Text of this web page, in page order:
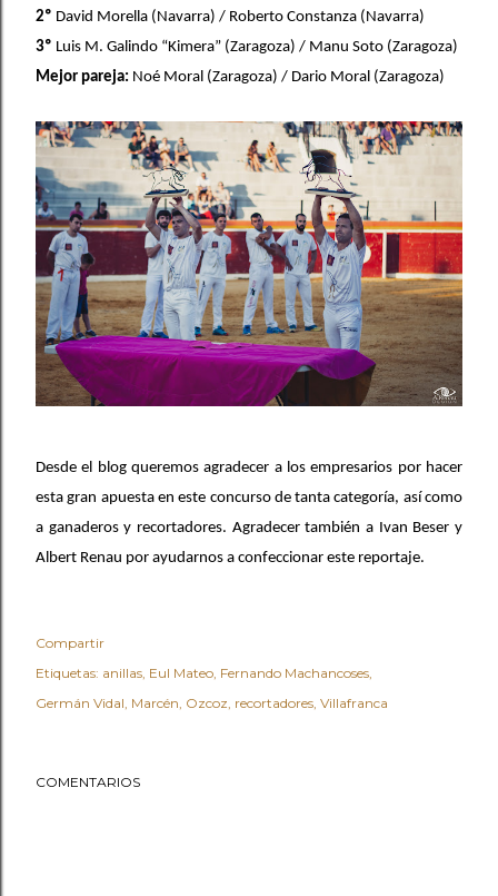
2º David Morella (Navarra) / Roberto Constanza (Navarra)
3º Luis M. Galindo “Kimera” (Zaragoza) / Manu Soto (Zaragoza)
Mejor pareja: Noé Moral (Zaragoza) / Dario Moral (Zaragoza)
Desde el blog queremos agradecer a los empresarios por hacer
esta gran apuesta en este concurso de tanta categoría, así como
a ganaderos y recortadores. Agradecer también a Ivan Beser y
Albert Renau por ayudarnos a confeccionar este reportaje.
Compartir
Etiquetas: anillas Eul Mateo Fernando Machancoses
Germán Vidal Marcén Ozcoz recortadores Villafranca
COMENTARIOS